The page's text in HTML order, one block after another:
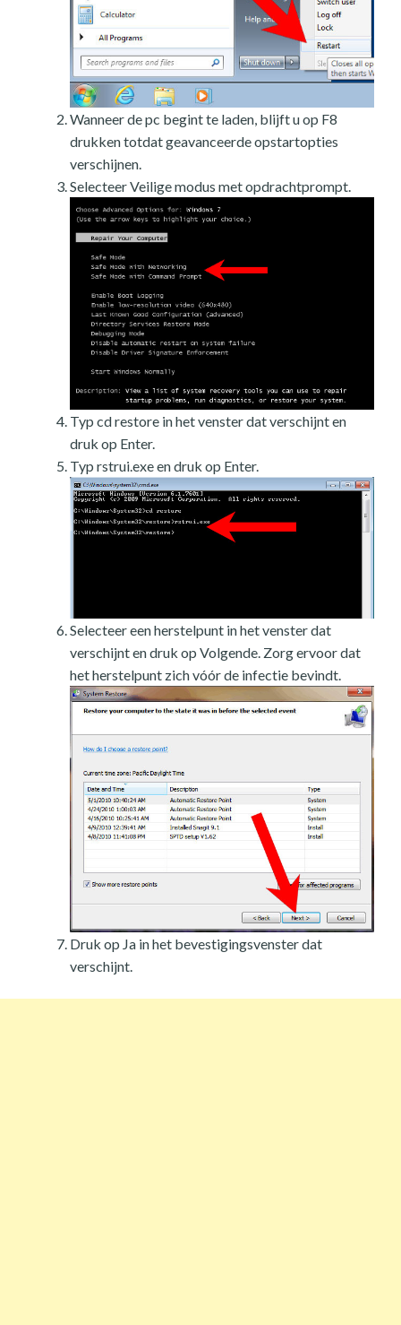
Wanneer de pc begint te laden, blijft u op F8
drukken totdat geavanceerde opstartopties
verschijnen.
Selecteer Veilige modus met opdrachtprompt.
Typ cd restore in het venster dat verschijnt en
druk op Enter.
Typ rstrui.exe en druk op Enter.
Selecteer een herstelpunt in het venster dat
verschijnt en druk op Volgende. Zorg ervoor dat
het herstelpunt zich vóór de infectie bevindt.
Druk op Ja in het bevestigingsvenster dat
verschijnt.